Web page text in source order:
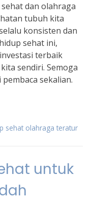
dan olahraga
tubuh kita
konsisten dan
sehat ini,
terbaik
sendiri. Semoga
sekalian.
sehat olahraga teratur
untuk